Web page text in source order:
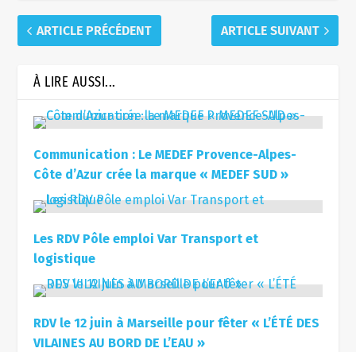
ARTICLE PRÉCÉDENT ARTICLE SUIVANT
À LIRE AUSSI...
Communication : Le MEDEF Provence-Alpes-
Côte d’Azur crée la marque « MEDEF SUD »
Les RDV Pôle emploi Var Transport et
logistique
RDV le 12 juin à Marseille pour fêter « L’ÉTÉ DES
VILAINES AU BORD DE L’EAU »